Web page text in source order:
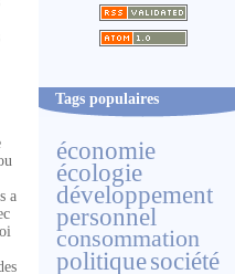
Tags populaires
économie
écologie
développement
personnel
consommation
politiquesociété
a